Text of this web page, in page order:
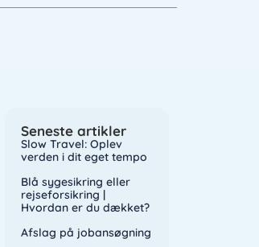
Seneste artikler
Slow Travel: Oplev
verden i dit eget tempo
Blå sygesikring eller
rejseforsikring |
Hvordan er du dækket?
Afslag på jobansøgning